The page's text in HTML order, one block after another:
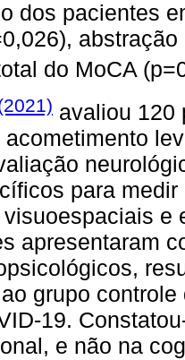
dos pacientes
do MoCA
avaliou 120
para
e
apresentaram
grupo
19.
e não na